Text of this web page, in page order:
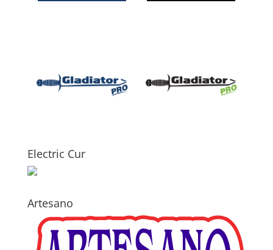
Electric Cur
Artesano